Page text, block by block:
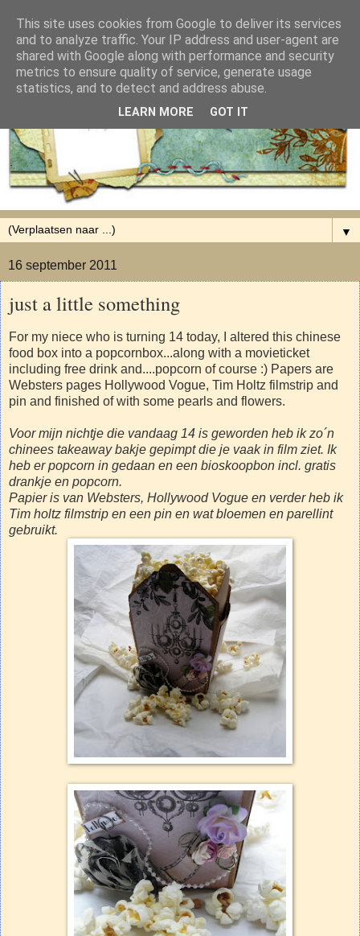
▼
16 september 2011
just a little something
For my niece who is turning 14 today, I altered this chinese
food box into a popcornbox...along with a movieticket
including free drink and....popcorn of course :) Papers are
Websters pages Hollywood Vogue, Tim Holtz filmstrip and
pin and finished of with some pearls and flowers.
Voor mijn nichtje die vandaag 14 is geworden heb ik zo´n
chinees takeaway bakje gepimpt die je vaak in film ziet. Ik
heb er popcorn in gedaan en een bioskoopbon incl. gratis
drankje en popcorn.
Papier is van Websters, Hollywood Vogue en verder heb ik
Tim holtz filmstrip en een pin en wat bloemen en parellint
gebruikt.
This site uses cookies from Google to deliver its services
and to analyze traffic. Your IP address and user-agent are
shared with Google along with performance and security
metrics to ensure quality of service, generate usage
statistics, and to detect and address abuse.
LEARN MORE GOT IT